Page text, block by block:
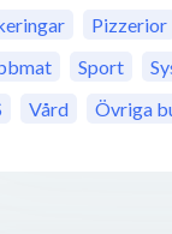
Pizzerior
Sport
Vård Övriga